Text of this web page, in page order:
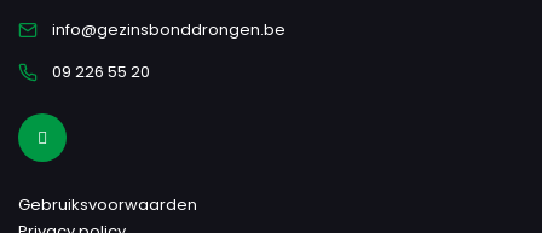
info@gezinsbonddrongen.be
09 226 55 20
Gebruiksvoorwaarden